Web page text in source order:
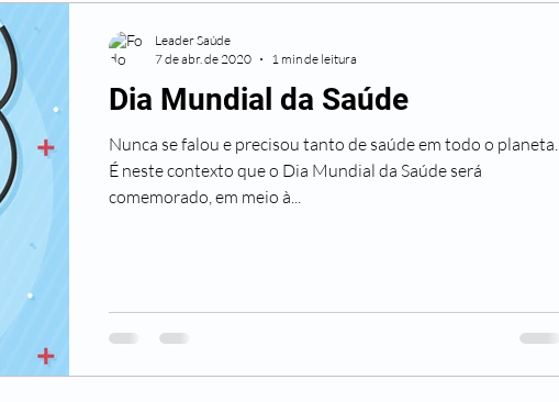
Dia Mundial da Saúde
Nunca se falou e precisou tanto de saúde em todo o planeta.
É neste contexto que o Dia Mundial da Saúde será
comemorado, em meio à...
Leader Saúde
7 de abr. de 2020
1 min de leitura